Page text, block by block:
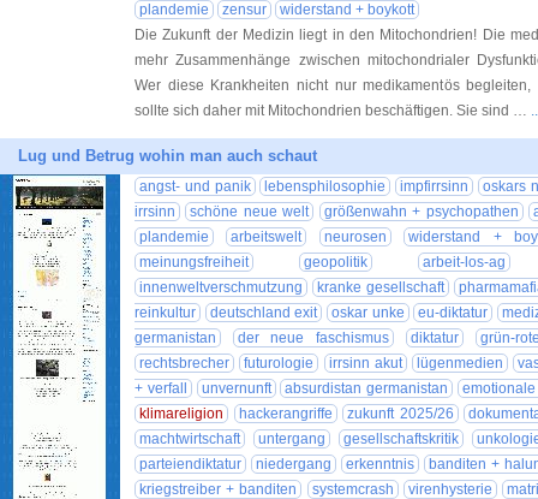
plandemie
zensur
widerstand + boykott
Die Zukunft der Medizin liegt in den Mitochondrien! Die
mehr Zusammenhänge zwischen mitochondrialer
Wer diese Krankheiten nicht nur medikamentös
sollte sich daher mit Mitochondrien beschäftigen. Sie sind …
Lug und Betrug wohin man auch schaut
angst- und panik lebensphilosophie impfirrsinn
oskars
irrsinn
schöne neue welt größenwahn + psychopathen
plandemie
arbeitswelt neurosen
widerstand +
meinungsfreiheit
geopolitik
arbeit-los-ag
innenweltverschmutzung
kranke gesellschaft
reinkultur
deutschland exit oskar unke eu-diktatur
germanistan
der neue faschismus diktatur
grün-
rechtsbrecher
futurologie irrsinn akut lügenmedien
+ verfall
unvernunft absurdistan germanistan
klimareligion
hackerangriffe zukunft 2025/26
machtwirtschaft
untergang gesellschaftskritik
parteiendiktatur
niedergang erkenntnis
banditen +
kriegstreiber + banditen
systemcrash virenhysterie